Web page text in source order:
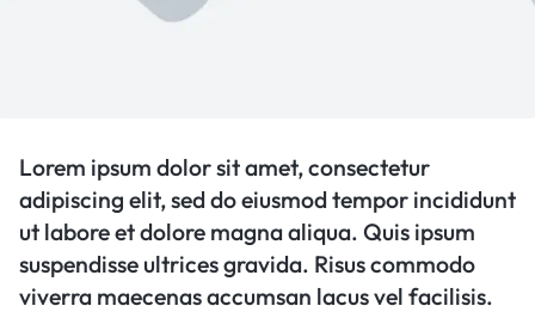
Lorem ipsum dolor sit amet, consectetur
adipiscing elit, sed do eiusmod tempor incididunt
ut labore et dolore magna aliqua. Quis ipsum
suspendisse ultrices gravida. Risus commodo
viverra maecenas accumsan lacus vel facilisis.